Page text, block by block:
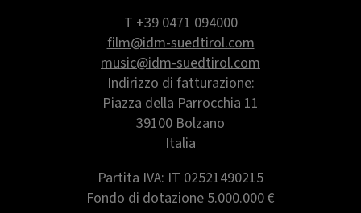
T +39 0471 094000
film@idm-suedtirol.com
music@idm-suedtirol.com
Indirizzo di fatturazione:
Piazza della Parrocchia 11
39100 Bolzano
Italia
Partita IVA: IT 02521490215
Fondo di dotazione 5.000.000 €